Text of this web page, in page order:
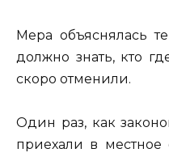
Мера объяснялась
должно знать, кто
скоро отменили.
Один раз, как
приехали в местное